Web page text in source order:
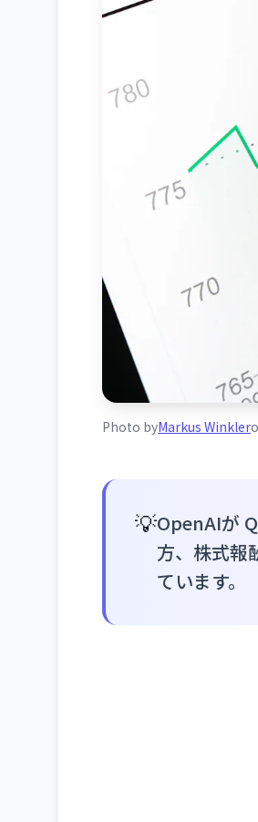
Photo byMarkus Winkler
💡OpenAIが
方、株式報
ています。